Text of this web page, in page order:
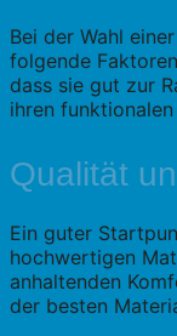
Bei der Wahl
folgende
dass sie gut zur
ihren
Qualität
Ein guter
hochwertigen
anhaltenden
der besten